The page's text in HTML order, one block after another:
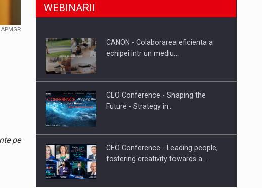
Romania, preiau compania intr-o tranzactie de peste 25…
pe
Hard Enduro Piatra Craiului 2026,
WEBINARII
CANON - Colaborarea eficienta a
echipei intr un mediu…
CEO Conference - Shaping the
Future - Strategy in…
CEO Conference - Leading people,
fostering creativity towards a…